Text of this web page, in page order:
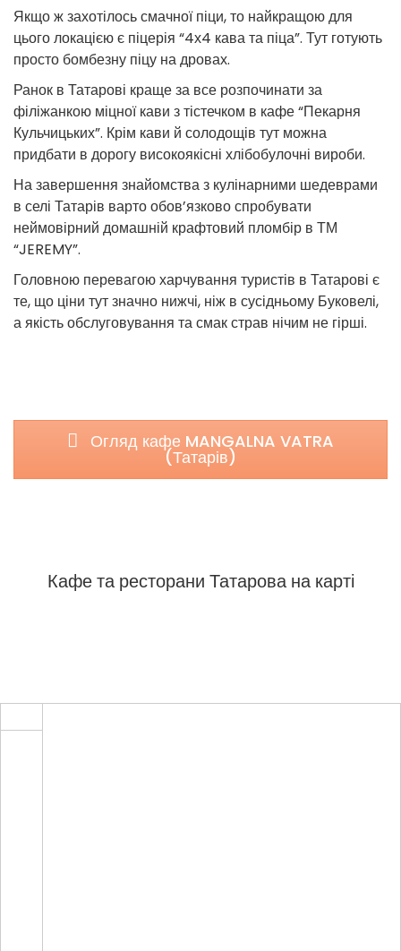
Якщо ж захотілось смачної піци, то найкращою для
цього локацією є піцерія “4х4 кава та піца”. Тут готують
просто бомбезну піцу на дровах.
Ранок в Татарові краще за все розпочинати за
філіжанкою міцної кави з тістечком в кафе “Пекарня
Кульчицьких”. Крім кави й солодощів тут можна
придбати в дорогу високоякісні хлібобулочні вироби.
На завершення знайомства з кулінарними шедеврами
в селі Татарів варто обов’язково спробувати
неймовірний домашній крафтовий пломбір в ТМ
“JEREMY”.
Головною перевагою харчування туристів в Татарові є
те, що ціни тут значно нижчі, ніж в сусідньому Буковелі,
а якість обслуговування та смак страв нічим не гірші.
Огляд кафе MANGALNA VATRA
(Татарів)
Кафе та ресторани Татарова на карті